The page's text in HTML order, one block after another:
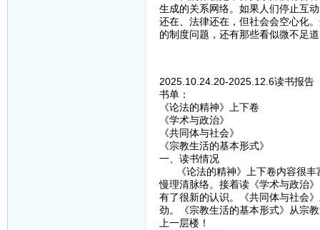
生成的关系网络。如果人们停止互
还在、法律还在，但社会会空心化
的制度问题，还有那些看似微不足
2025.10.24.20-2025.12.6读书报告
书单：
《论法的精神》上下卷
《学术与政治》
《共同体与社会》
《宗教生活的基本形式》
一、读书情况
《论法的精神》上下卷内容很丰
慢理清脉络。接着读《学术与政治
有了很新的认识。《共同体与社会
劲。《宗教生活的基本形式》从宗
上一层楼！